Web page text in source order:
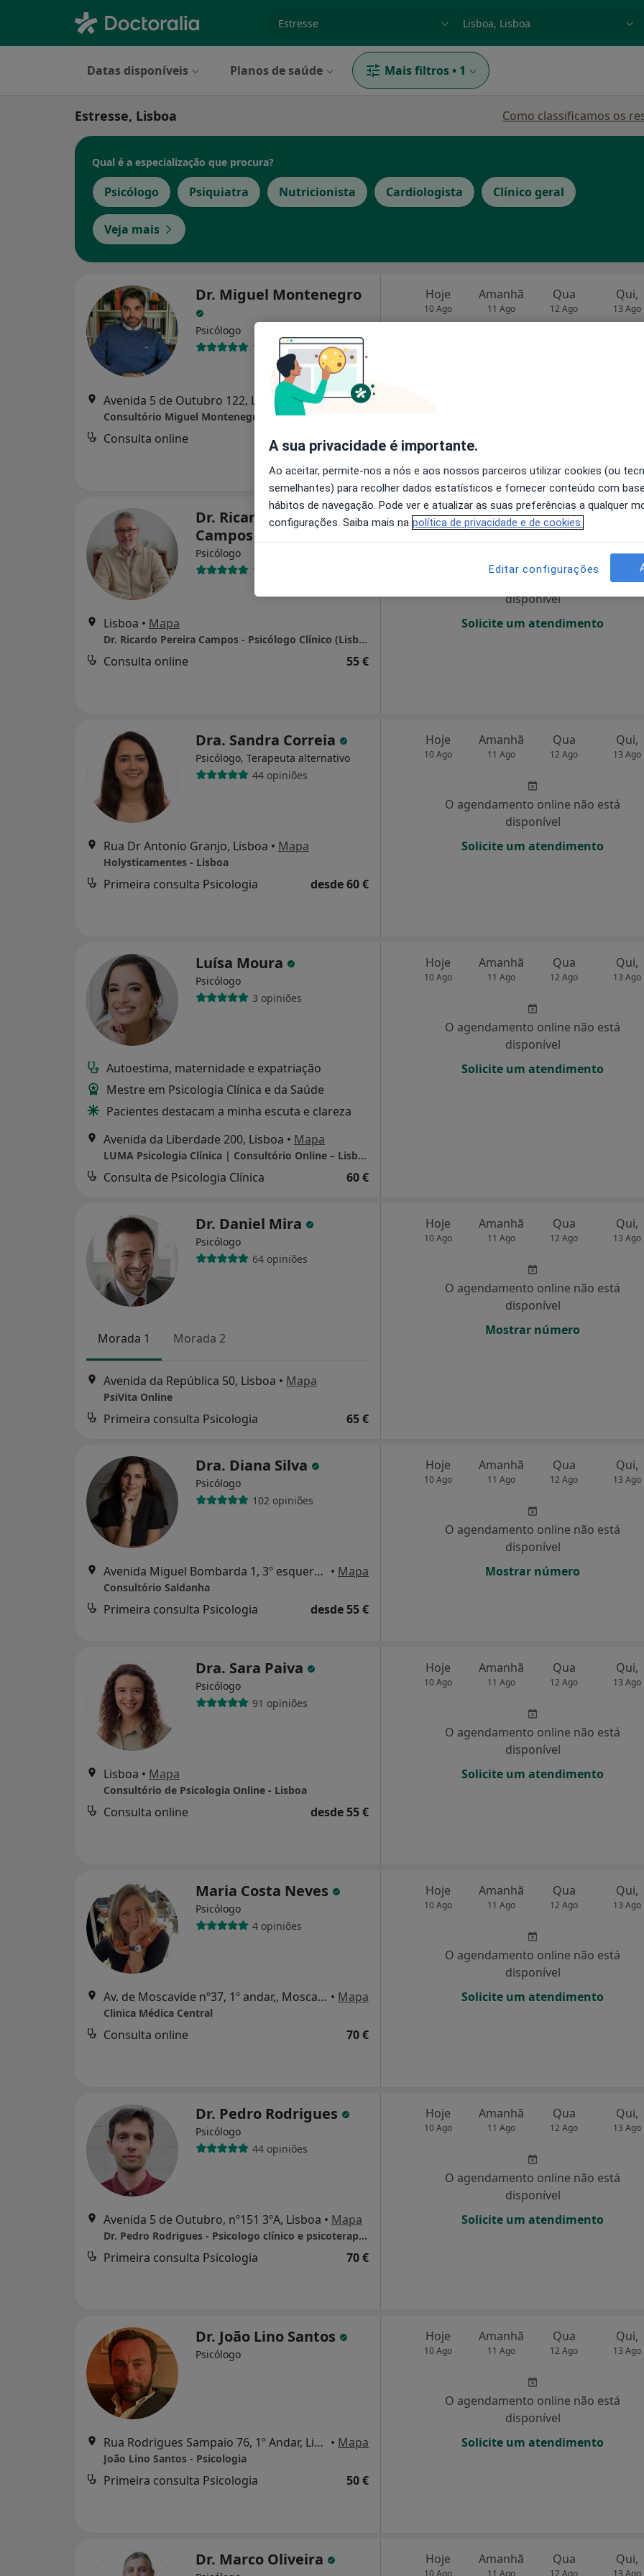
Datas disponíveis Planos de saúde Mais filtros • 1
Estresse, Lisboa Como classificamos os
Qual é a especialização que procura?
Psicólogo Psiquiatra Nutricionista Cardiologista Clínico geral
Veja mais
Dr. Miguel Montenegro
Psicólogo
13 opiniões
Avenida 5 de Outubro 122, Lisboa •Mapa
Consultório Miguel Montenegro
Consulta online 65 €
Hoje
10 Ago
Amanhã
11 Ago
Qua
12 Ago
Qui,
13 Ago
Dr. Ricardo Pereira
Campos
Psicólogo
138 opiniões
Lisboa • Mapa
Dr. Ricardo Pereira Campos - Psicólogo Clínico (Lisboa)
Consulta online 55 €
Hoje
10 Ago
Amanhã
11 Ago
Qua
12 Ago
O agendamento online não está
disponível
Solicite um atendimento
Dra. Sandra Correia
Psicólogo, Terapeuta alternativo
44 opiniões
Rua Dr Antonio Granjo, Lisboa • Mapa
Holysticamentes - Lisboa
Primeira consulta Psicologia desde 60 €
Hoje
10 Ago
Amanhã
11 Ago
Qua
12 Ago
Qui,
13 Ago
O agendamento online não está
disponível
Solicite um atendimento
Luísa Moura
Psicólogo
3 opiniões
Autoestima, maternidade e expatriação
Mestre em Psicologia Clínica e da Saúde
Pacientes destacam a minha escuta e clareza
Avenida da Liberdade 200, Lisboa • Mapa
LUMA Psicologia Clínica | Consultório Online – Lisboa
Consulta de Psicologia Clínica 60 €
Hoje
10 Ago
Amanhã
11 Ago
Qua
12 Ago
Qui,
13 Ago
O agendamento online não está
disponível
Solicite um atendimento
Dr. Daniel Mira
Psicólogo
64 opiniões
Morada 1 Morada 2
Avenida da República 50, Lisboa • Mapa
PsiVita Online
Primeira consulta Psicologia 65 €
Hoje
10 Ago
Amanhã
11 Ago
Qua
12 Ago
Qui,
13 Ago
O agendamento online não está
disponível
Mostrar número
Dra. Diana Silva
Psicólogo
102 opiniões
Avenida Miguel Bombarda 1, 3º esquerdo, Lisboa • Mapa
Consultório Saldanha
Primeira consulta Psicologia desde 55 €
Hoje
10 Ago
Amanhã
11 Ago
Qua
12 Ago
Qui,
13 Ago
O agendamento online não está
disponível
Mostrar número
Dra. Sara Paiva
Psicólogo
91 opiniões
Lisboa • Mapa
Consultório de Psicologia Online - Lisboa
Consulta online desde 55 €
Hoje
10 Ago
Amanhã
11 Ago
Qua
12 Ago
Qui,
13 Ago
O agendamento online não está
disponível
Solicite um atendimento
Maria Costa Neves
Psicólogo
4 opiniões
Av. de Moscavide nº37, 1º andar,, Moscavide • Mapa
Clinica Médica Central
Consulta online 70 €
Hoje
10 Ago
Amanhã
11 Ago
Qua
12 Ago
Qui,
13 Ago
O agendamento online não está
disponível
Solicite um atendimento
Dr. Pedro Rodrigues
Psicólogo
44 opiniões
Avenida 5 de Outubro, nº151 3ºA, Lisboa • Mapa
Dr. Pedro Rodrigues - Psicologo clínico e psicoterapeuta
Primeira consulta Psicologia 70 €
Hoje
10 Ago
Amanhã
11 Ago
Qua
12 Ago
Qui,
13 Ago
O agendamento online não está
disponível
Solicite um atendimento
Dr. João Lino Santos
Psicólogo
Rua Rodrigues Sampaio 76, 1º Andar, Lisboa • Mapa
João Lino Santos - Psicologia
Primeira consulta Psicologia 50 €
Hoje
10 Ago
Amanhã
11 Ago
Qua
12 Ago
Qui,
13 Ago
O agendamento online não está
disponível
Solicite um atendimento
Dr. Marco Oliveira Hoje Amanhã Qua Qui,
A sua privacidade é importante.
Ao aceitar, permite-nos a nós e aos nossos parceiros utilizar cookies (ou
semelhantes) para recolher dados estatísticos e fornecer conteúdo com
hábitos de navegação. Pode ver e atualizar as suas preferências a qualquer
configurações. Saiba mais na política de privacidade e de cookies.
Editar configurações